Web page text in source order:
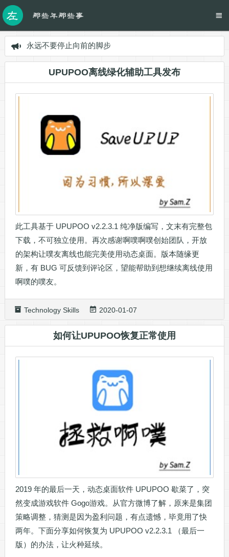
永远不要停止向前的脚步
UPUPOO离线绿化辅助工具发布
此工具基于 UPUPOO v2.2.3.1 纯净版编写，文末有完整包
下载，不可独立使用。再次感谢啊噗啊噗创始团队，开放
的架构让噗友离线也能完美使用动态桌面。版本随缘更
新，有 BUG 可反馈到评论区，望能帮助到想继续离线使用
啊噗的噗友。
Technology Skills 2020-01-07
如何让UPUPOO恢复正常使用
2019 年的最后一天，动态桌面软件 UPUPOO 歇菜了，突
然变成游戏软件 Gogo游戏。从官方微博了解，原来是集团
策略调整，猜测是因为盈利问题，有点遗憾，毕竟用了快
两年。下面分享如何恢复为 UPUPOO v2.2.3.1 （最后一
版）的办法，让火种延续。